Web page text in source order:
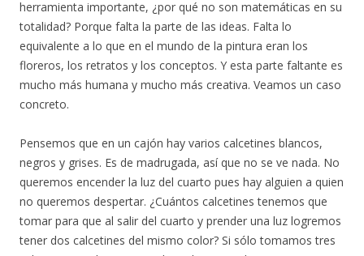
herramienta importante, ¿por qué no son matemáticas en su
totalidad? Porque falta la parte de las ideas. Falta lo
equivalente a lo que en el mundo de la pintura eran los
floreros, los retratos y los conceptos. Y esta parte faltante es
mucho más humana y mucho más creativa. Veamos un caso
concreto.
Pensemos que en un cajón hay varios calcetines blancos,
negros y grises. Es de madrugada, así que no se ve nada. No
queremos encender la luz del cuarto pues hay alguien a quien
no queremos despertar. ¿Cuántos calcetines tenemos que
tomar para que al salir del cuarto y prender una luz logremos
tener dos calcetines del mismo color? Si sólo tomamos tres